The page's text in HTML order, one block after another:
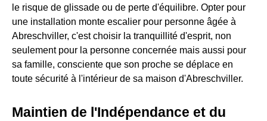
le risque de glissade ou de perte d'équilibre. Opter pour
une installation monte escalier pour personne âgée à
Abreschviller, c'est choisir la tranquillité d'esprit, non
seulement pour la personne concernée mais aussi pour
sa famille, consciente que son proche se déplace en
toute sécurité à l'intérieur de sa maison d'Abreschviller.
Maintien de l'Indépendance et du